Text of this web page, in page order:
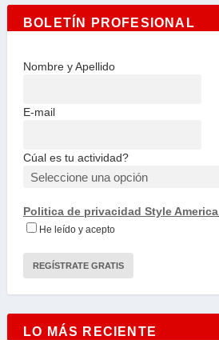
BOLETÍN PROFESIONAL
Nombre y Apellido
E-mail
Cúal es tu actividad?
Politica de privacidad Style America.
He leído y acepto
LO MÁS RECIENTE